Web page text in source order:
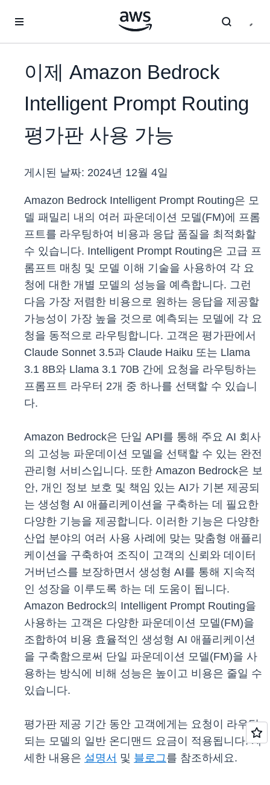
이제 Amazon Bedrock
Intelligent Prompt Routing
평가판 사용 가능
게시된 날짜: 2024년 12월 4일
Amazon Bedrock Intelligent Prompt Routing은 모
델 패밀리 내의 여러 파운데이션 모델(FM)에 프롬
프트를 라우팅하여 비용과 응답 품질을 최적화할
수 있습니다. Intelligent Prompt Routing은 고급 프
롬프트 매칭 및 모델 이해 기술을 사용하여 각 요
청에 대한 개별 모델의 성능을 예측합니다. 그런
다음 가장 저렴한 비용으로 원하는 응답을 제공할
가능성이 가장 높을 것으로 예측되는 모델에 각 요
청을 동적으로 라우팅합니다. 고객은 평가판에서
Claude Sonnet 3.5과 Claude Haiku 또는 Llama
3.1 8B와 Llama 3.1 70B 간에 요청을 라우팅하는
프롬프트 라우터 2개 중 하나를 선택할 수 있습니
다.
Amazon Bedrock은 단일 API를 통해 주요 AI 회사
의 고성능 파운데이션 모델을 선택할 수 있는 완전
관리형 서비스입니다. 또한 Amazon Bedrock은 보
안, 개인 정보 보호 및 책임 있는 AI가 기본 제공되
는 생성형 AI 애플리케이션을 구축하는 데 필요한
다양한 기능을 제공합니다. 이러한 기능은 다양한
산업 분야의 여러 사용 사례에 맞는 맞춤형 애플리
케이션을 구축하여 조직이 고객의 신뢰와 데이터
거버넌스를 보장하면서 생성형 AI를 통해 지속적
인 성장을 이루도록 하는 데 도움이 됩니다.
Amazon Bedrock의 Intelligent Prompt Routing을
사용하는 고객은 다양한 파운데이션 모델(FM)을
조합하여 비용 효율적인 생성형 AI 애플리케이션
을 구축함으로써 단일 파운데이션 모델(FM)을 사
용하는 방식에 비해 성능은 높이고 비용은 줄일 수
있습니다.
평가판 제공 기간 동안 고객에게는 요청이 라우팅
되는 모델의 일반 온디맨드 요금이 적용됩니다. 자
세한 내용은 설명서 및 블로그를 참조하세요.